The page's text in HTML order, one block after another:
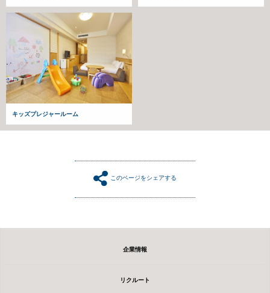
キッズプレジャールーム
このページをシェアする
企業情報
リクルート